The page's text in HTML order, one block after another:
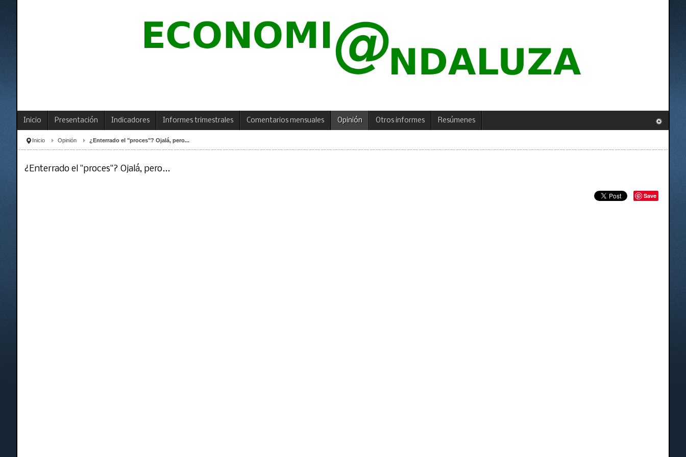
Inicio Presentación Indicadores Informes trimestrales Comentarios mensuales Opinión Otros informes Resúmenes
Inicio Opinión ¿Enterrado el "proces"? Ojalá, pero...
¿Enterrado el "proces"? Ojalá, pero...
Save